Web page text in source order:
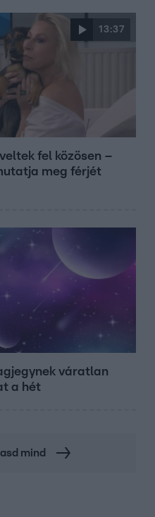
13:37
fel közösen –
meg férjét
váratlan
a hét
mind